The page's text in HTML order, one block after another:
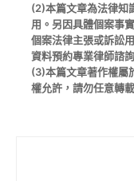
(2)本篇文章為法律知
用。另因具體個案事
個案法律主張或訴訟
資料預約專業律師諮詢
(3)本篇文章著作權屬
權允許，請勿任意轉